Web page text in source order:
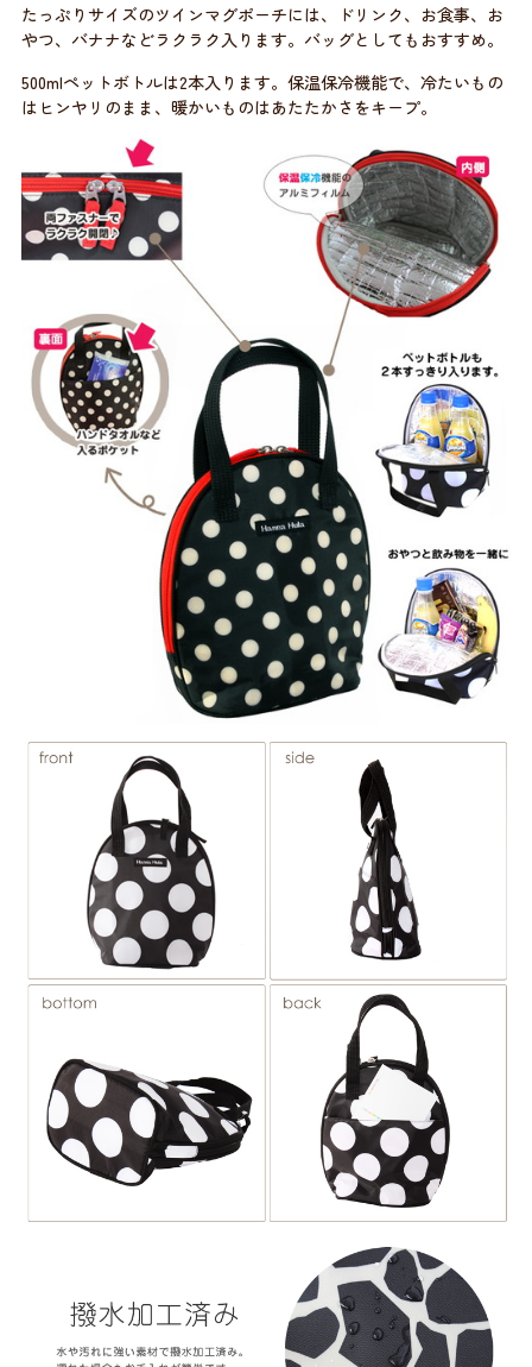
たっぷりサイズのツインマグポーチには、ドリンク、お食事、お
やつ、バナナなどラクラク入ります。バッグとしてもおすすめ。
500mlペットボトルは2本入ります。保温保冷機能で、冷たいもの
はヒンヤリのまま、暖かいものはあたたかさをキープ。